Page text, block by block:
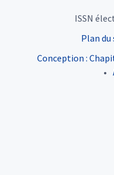
ISSN
Plan du
Conception :